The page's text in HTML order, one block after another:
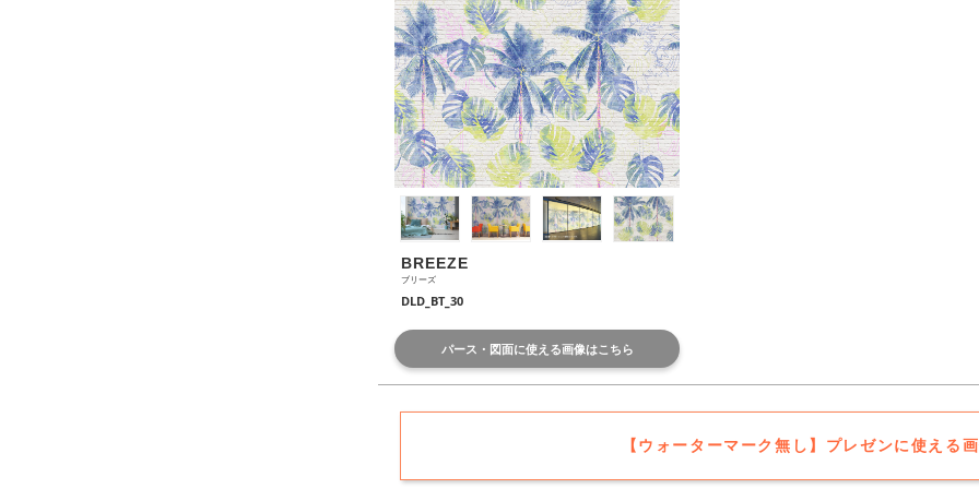
BREEZE
ブリーズ
DLD_BT_30
パース・図面に使える画像はこちら
【ウォーターマーク無し】プレゼンに使える